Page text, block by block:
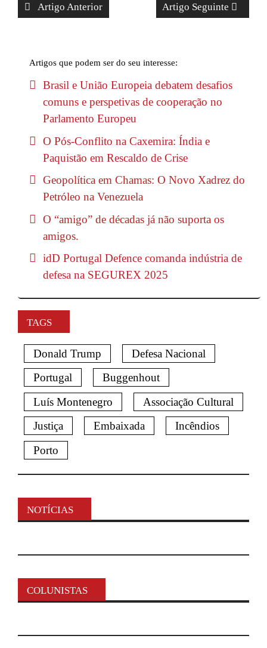
Artigo Anterior Artigo Seguinte
Artigos que podem ser do seu interesse:
Brasil e União Europeia debatem desafios
comuns e perspetivas de cooperação no
Parlamento Europeu
O Pós-Conflito na Caxemira: Índia e
Paquistão em Rescaldo de Crise
Geopolítica em Chamas: O Novo Xadrez do
Petróleo na Venezuela
O “amigo” de décadas já não suporta os
amigos.
idD Portugal Defence comanda indústria de
defesa na SEGUREX 2025
TAGS
Donald Trump
Defesa Nacional
Portugal
Buggenhout
Luís Montenegro
Associação Cultural
Justiça
Embaixada
Incêndios
Porto
NOTÍCIAS
COLUNISTAS